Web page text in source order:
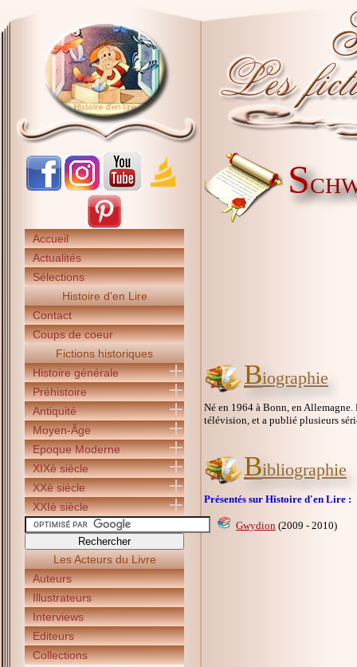
Accueil
Actualités
Sélections
Histoire d'en Lire
Contact
Coups de coeur
Fictions historiques
Histoire générale
Préhistoire
Antiquité
Moyen-Âge
Epoque Moderne
XIXè siècle
XXè siècle
XXIè siècle
Les Acteurs du Livre
Auteurs
Illustrateurs
Interviews
Editeurs
Collections
S
Biographie
Né en 1964 à Bonn, en
télévision, et a publié plusieurs
Bibliographie
Présentés sur Histoire d'en Lire :
Gwydion (2009 - 2010)